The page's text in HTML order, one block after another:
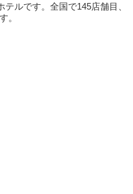
ルです。全国で145店舗目、
。